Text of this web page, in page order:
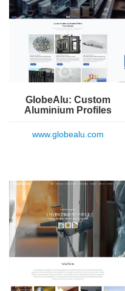
GlobeAlu: Custom
Aluminium Profiles
www.globealu.com